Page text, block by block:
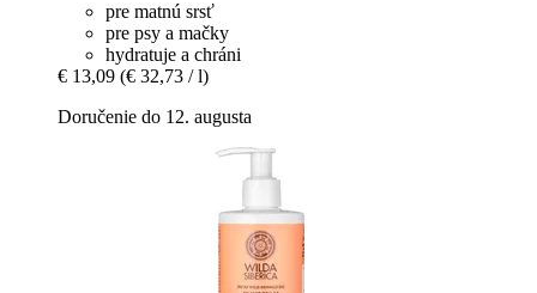
pre matnú srsť
pre psy a mačky
hydratuje a chráni
€ 13,09 (€ 32,73 / l)
Doručenie do 12. augusta